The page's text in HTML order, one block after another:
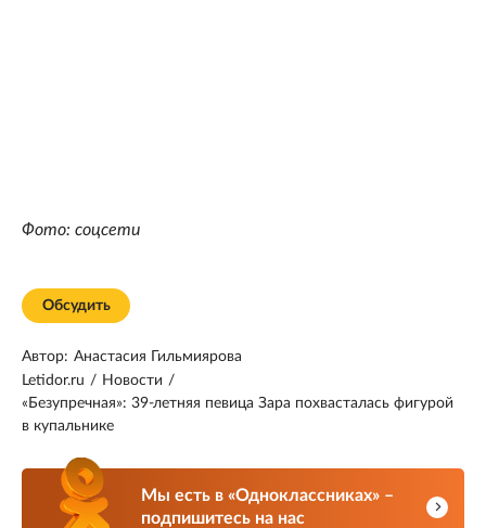
Фото: соцсети
Обсудить
Автор: Анастасия Гильмиярова
Letidor.ru / Новости /
«Безупречная»: 39-летняя певица Зара похвасталась фигурой
в купальнике
Мы есть в «Одноклассниках» –
подпишитесь на нас